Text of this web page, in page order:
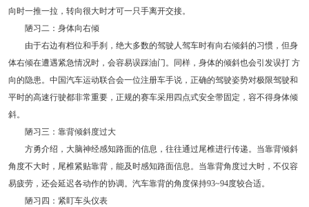
向时一推一拉，转向很大时才可一只手离开交接。
陋习二：身体向右倾
由于右边有档位和手刹，绝大多数的驾驶人驾车时有向右倾斜的习惯，但身
体右倾在遭遇紧急情况时，会容易误踩油门。同样，身体的倾斜也会引发误打 方
向的隐患。中国汽车运动联合会一位注册车手说，正确的驾驶姿势对极限驾驶和
平时的高速行驶都非常重要，正规的赛车采用四点式安全带固定，容不得身体倾
斜。
陋习三：靠背倾斜度过大
方勇介绍，大脑神经感知路面的信息，往往通过尾椎进行传递。当靠背倾斜
角度不大时，尾椎紧贴靠背，能及时感知路面信息。当靠背角度过大时，不仅容
易疲劳，还会延迟各动作的协调。汽车靠背的角度保持93~94度较合适。
陋习四：紧盯车头仪表